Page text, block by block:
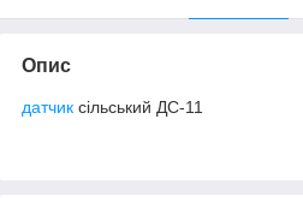
Опис
датчик сільський ДС-11